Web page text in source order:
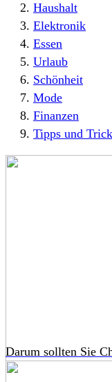
Haushalt
Elektronik
Essen
Urlaub
Schönheit
Mode
Finanzen
Tipps und
Darum sollten Sie